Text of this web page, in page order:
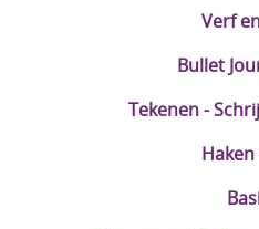
Verf
Bullet
Tekenen -